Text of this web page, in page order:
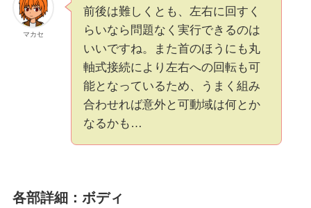
マカセ
前後は難しくとも、左右に回すく
らいなら問題なく実行できるのは
いいですね。また首のほうにも丸
軸式接続により左右への回転も可
能となっているため、うまく組み
合わせれば意外と可動域は何とか
なるかも…
各部詳細：ボディ